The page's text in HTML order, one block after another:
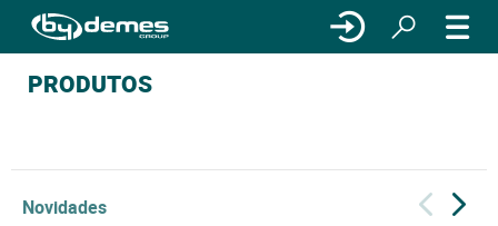
PRODUTOS
Novidades